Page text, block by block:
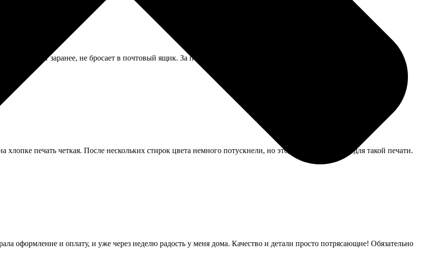
звонит заранее, не бросает в почтовый ящик. За посылку с хрупким предметом переживала, но всё дошло в
печать четкая. После нескольких стирок цвета немного потускнели, но это, вроде, нормально для такой печати.
оформление и оплату, и уже через неделю радость у меня дома. Качество и детали просто потрясающие! Обязательно